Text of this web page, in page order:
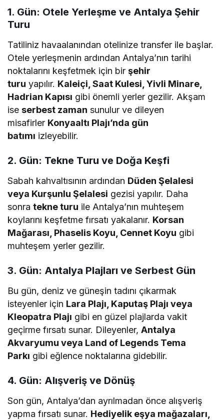
1. Gün: Otele Yerleşme ve Antalya Şehir
Turu
Tatiliniz havaalanından otelinize transfer ile başlar.
Otele yerleşmenin ardından Antalya’nın tarihi
noktalarını keşfetmek için birşehir
turu yapılır. Kaleiçi, Saat Kulesi, Yivli Minare,
Hadrian Kapısı gibi önemli yerler gezilir. Akşam
iseserbest zaman sunulur ve dileyen
misafirler Konyaaltı Plajı’nda gün
batımı izleyebilir.
2. Gün: Tekne Turu ve Doğa Keşfi
Sabah kahvaltısının ardından Düden Şelalesi
veya Kurşunlu Şelalesi gezisi yapılır. Daha
sonratekne turu ile Antalya’nın muhteşem
koylarını keşfetme fırsatı yakalanır. Korsan
Mağarası, Phaselis Koyu, Cennet Koyu gibi
muhteşem yerler gezilir.
3. Gün: Antalya Plajları ve Serbest Gün
Bu gün, deniz ve güneşin tadını çıkarmak
isteyenler için Lara Plajı, Kaputaş Plajı veya
Kleopatra Plajı gibi en güzel plajlarda vakit
geçirme fırsatı sunar. Dileyenler,Antalya
Akvaryumu veya Land of Legends Tema
Parkı gibi eğlence noktalarına gidebilir.
4. Gün: Alışveriş ve Dönüş
Son gün, Antalya’dan ayrılmadan önce alışveriş
yapma fırsatı sunar. Hediyelik eşya mağazaları,